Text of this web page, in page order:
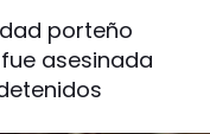
porteño
asesinada